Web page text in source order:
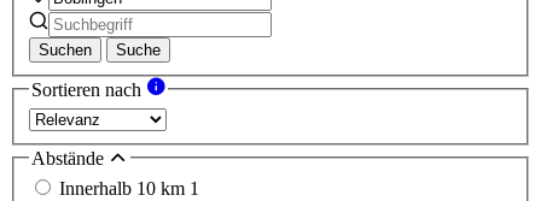
Suchen Suche
Sortieren nach
Abstände
Innerhalb 10 km 1